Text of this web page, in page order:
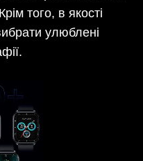
того, в якості
улюблені